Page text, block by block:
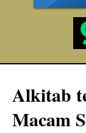
Alkitab
Macam